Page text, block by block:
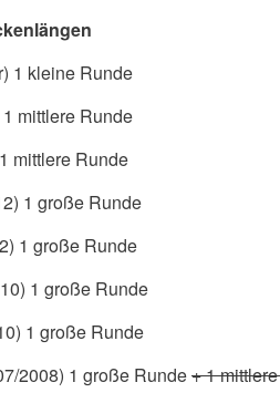
1 kleine Runde
mittlere Runde
mittlere Runde
1 große Runde
1 große Runde
1 große Runde
1 große Runde
2008) 1 große Runde+ 1